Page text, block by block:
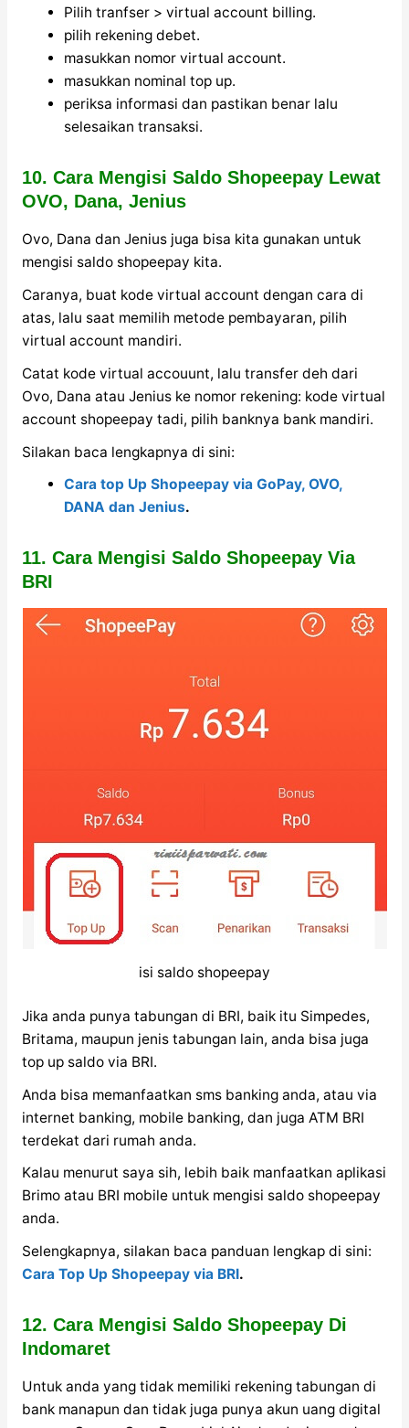
Pilih tranfser > virtual account billing.
pilih rekening debet.
masukkan nomor virtual account.
masukkan nominal top up.
periksa informasi dan pastikan benar lalu
selesaikan transaksi.
10. Cara Mengisi Saldo Shopeepay Lewat
OVO, Dana, Jenius
Ovo, Dana dan Jenius juga bisa kita gunakan untuk
mengisi saldo shopeepay kita.
Caranya, buat kode virtual account dengan cara di
atas, lalu saat memilih metode pembayaran, pilih
virtual account mandiri.
Catat kode virtual accouunt, lalu transfer deh dari
Ovo, Dana atau Jenius ke nomor rekening: kode virtual
account shopeepay tadi, pilih banknya bank mandiri.
Silakan baca lengkapnya di sini:
Cara top Up Shopeepay via GoPay, OVO,
DANA dan Jenius.
11. Cara Mengisi Saldo Shopeepay Via
BRI
isi saldo shopeepay
Jika anda punya tabungan di BRI, baik itu Simpedes,
Britama, maupun jenis tabungan lain, anda bisa juga
top up saldo via BRI.
Anda bisa memanfaatkan sms banking anda, atau via
internet banking, mobile banking, dan juga ATM BRI
terdekat dari rumah anda.
Kalau menurut saya sih, lebih baik manfaatkan aplikasi
Brimo atau BRI mobile untuk mengisi saldo shopeepay
anda.
Selengkapnya, silakan baca panduan lengkap di sini:
Cara Top Up Shopeepay via BRI.
12. Cara Mengisi Saldo Shopeepay Di
Indomaret
Untuk anda yang tidak memiliki rekening tabungan di
bank manapun dan tidak juga punya akun uang digital